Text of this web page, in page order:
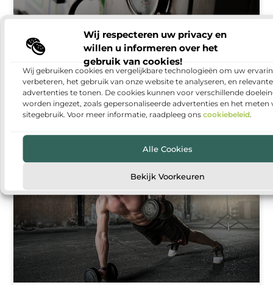
Wij respecteren uw privacy en
willen u informeren over het
gebruik van cookies!
Wij gebruiken cookies en vergelijkbare technologieën om uw
verbeteren, het gebruik van onze website te analyseren, en relevante
advertenties te tonen. De cookies kunnen voor verschillende
worden ingezet, zoals gepersonaliseerde advertenties en het meten
sitegebruik. Voor meer informatie, raadpleeg ons cookiebeleid.
Alle Cookies
Bekijk Voorkeuren
Warmtepomp installeren: duurzaam en
comfortabel wonen
Steeds meer huishoudens denken na over manieren
om hun woning energiezuiniger te maken. Een van
de populairste oplossingen is een warmtepomp. Met